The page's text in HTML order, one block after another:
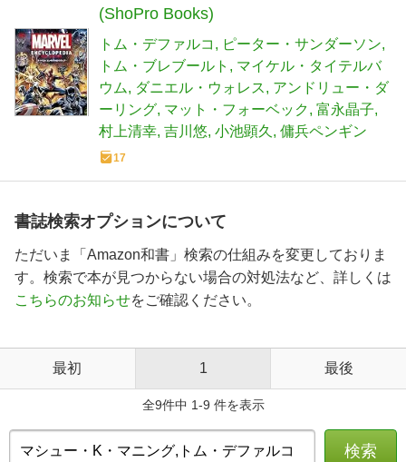
(ShoPro Books)
トム・デファルコ
ピーター・サンダーソン
トム・ブレブールト
マイケル・タイテルバ
ウム
ダニエル・ウォレス
アンドリュー・ダ
ーリング マット・フォーベック 富永晶子
村上清幸 吉川悠 小池顕久 傭兵ペンギン
17
書誌検索オプションについて
ただいま「Amazon和書」検索の仕組みを変更しておりま
す。検索で本が見つからない場合の対処法など、詳しくは
こちらのお知らせをご確認ください。
最初 1 最後
全9件中 1-9 件を表示
検索